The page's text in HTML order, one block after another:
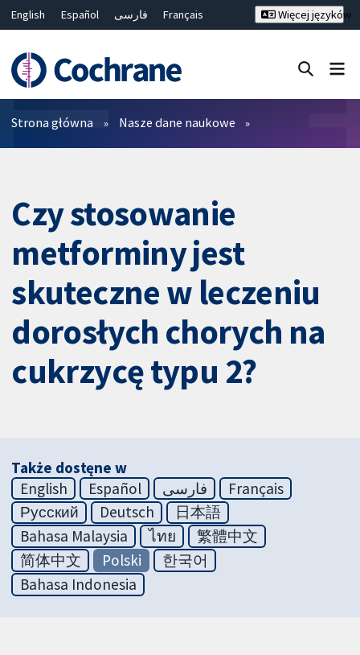
English Español فارسی
Français
Bahasa Malaysia
ไทย
繁體中文
简体中文
Więcej języków
Filtry
Strona główna Nasze dane naukowe
Czy stosowanie
metforminy jest
skuteczne w leczeniu
dorosłych chorych na
cukrzycę typu 2?
Także dostęne w
English
Español فارسی
Français
Русский
Deutsch
日本語
Bahasa Malaysia
ไทย
繁體中文
简体中文
Polski
한국어
Bahasa Indonesia